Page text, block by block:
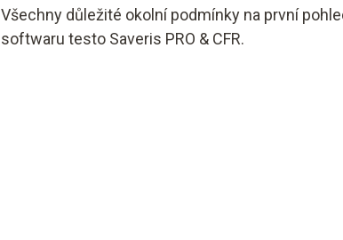
Všechny důležité okolní podmínky na první
softwaru testo Saveris PRO & CFR.